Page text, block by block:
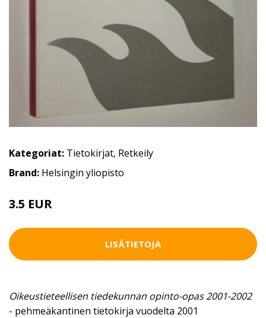
Kategoriat: Tietokirjat, Retkeily
Brand: Helsingin yliopisto
3.5 EUR
LISÄTIETOJA
Oikeustieteellisen tiedekunnan opinto-opas 2001-2002
- pehmeäkantinen tietokirja vuodelta 2001